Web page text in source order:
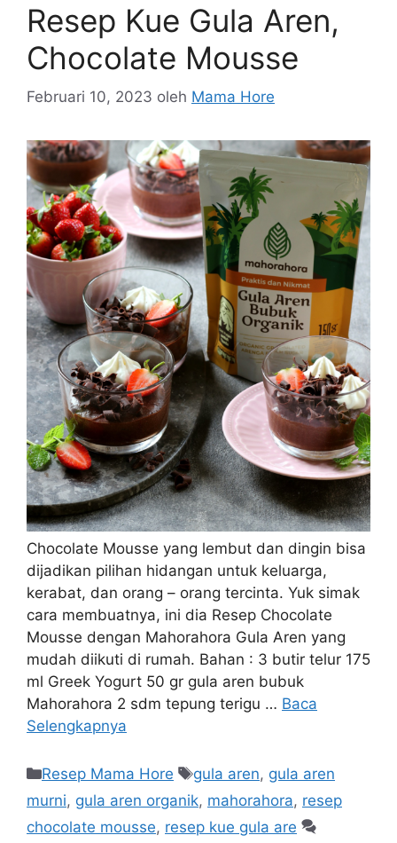
Resep Kue Gula Aren,
Chocolate Mousse
Februari 10, 2023 oleh Mama Hore
Chocolate Mousse yang lembut dan dingin bisa
dijadikan pilihan hidangan untuk keluarga,
kerabat, dan orang – orang tercinta. Yuk simak
cara membuatnya, ini dia Resep Chocolate
Mousse dengan Mahorahora Gula Aren yang
mudah diikuti di rumah. Bahan : 3 butir telur 175
ml Greek Yogurt 50 gr gula aren bubuk
Mahorahora 2 sdm tepung terigu … Baca
Selengkapnya
Resep Mama Hore gula aren, gula aren
murni, gula aren organik, mahorahora, resep
chocolate mousse, resep kue gula are